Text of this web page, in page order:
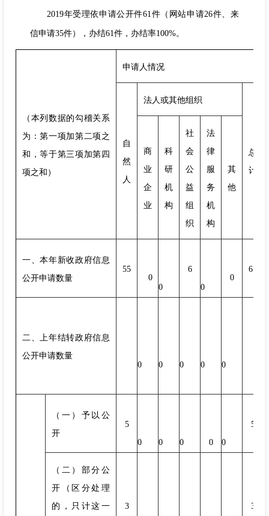
2019年受理依申请公开件61件（网站申请26件、来
信申请35件），办结61件，办结率100%。
（本列数据的勾稽关系
为：第一项加第二项之
和，等于第三项加第四
项之和）
申请人情况
自
然
人
法人或其他组织
总
计
商
业
企
业
科
研
机
构
社
会
公
益
组
织
法
律
服
务
机
构
其
他
一、本年新收政府信息
公开申请数量
55
0
0
6
0
0
61
二、上年结转政府信息
公开申请数量
0
0 0 0 0
（一）予以公
开
5
0
0 0 0 0
5
（二）部分公
开（区分处理
的，只计这一
3
3